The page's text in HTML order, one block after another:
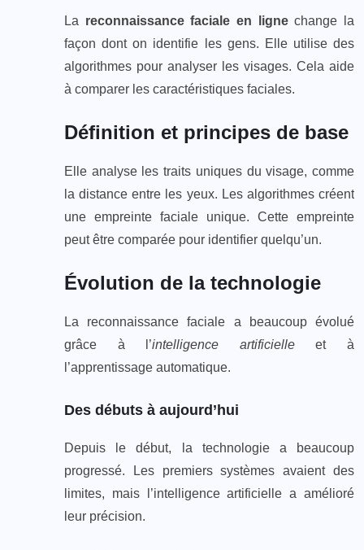
La reconnaissance faciale en lignechange la
façon dont on identifie les gens. Elle utilise des
algorithmes pour analyser les visages. Cela aide
à comparer les caractéristiques faciales.
Définition et principes de base
Elle analyse les traits uniques du visage, comme
la distance entre les yeux. Les algorithmes créent
une empreinte faciale unique. Cette empreinte
peut être comparée pour identifier quelqu’un.
Évolution de la technologie
La reconnaissance faciale a beaucoup évolué
grâce à l’intelligence artificielleet à
l’apprentissage automatique.
Des débuts à aujourd’hui
Depuis le début, la technologie a beaucoup
progressé. Les premiers systèmes avaient des
limites, mais l’intelligence artificielle a amélioré
leur précision.